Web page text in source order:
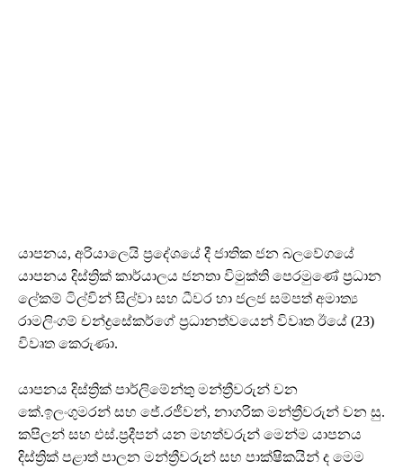
යාපනය, අරියාලෙයි ප්‍රදේශයේ දී ජාතික ජන බලවේගයේ
යාපනය දිස්ත්‍රික් කාර්යාලය ජනතා විමුක්ති පෙරමුණේ ප්‍රධාන
ලේකම් ටිල්වින් සිල්වා සහ ධීවර හා ජලජ සම්පත් අමාත්‍ය
රාමලිංගම් චන්ද්‍රසේකර්ගේ ප්‍රධානත්වයෙන් විවෘත ඊයේ (23)
විවෘත කෙරුණා.
යාපනය දිස්ත්‍රික් පාර්ලිමේන්තු මන්ත්‍රීවරුන් වන
කේ.ඉලංගුමරන් සහ ජේ.රජීවන්, නාගරික මන්ත්‍රීවරුන් වන සු.
කපිලන් සහ එස්.ප්‍රදීපන් යන මහත්වරුන් මෙන්ම යාපනය
දිස්ත්‍රික් පළාත් පාලන මන්ත්‍රීවරුන් සහ පාක්ෂිකයින් ද මෙම